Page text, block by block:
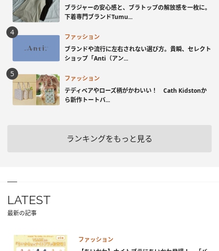
ブラジャーの安心感と、ブラトップの解放感を一枚に。
下着専門ブランドTumu...
ファッション
ブランドや流行に左右されない選び方。貴瞬、セレクト
ショップ「Anti（アン...
ファッション
テディベアやローズ柄がかわいい！ Cath Kidstonか
ら新作トートバ...
ランキングをもっと見る
LATEST
最新の記事
ファッション